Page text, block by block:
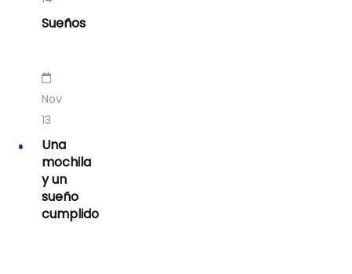
Sueños
Nov
13
Una
mochila
y un
sueño
cumplido